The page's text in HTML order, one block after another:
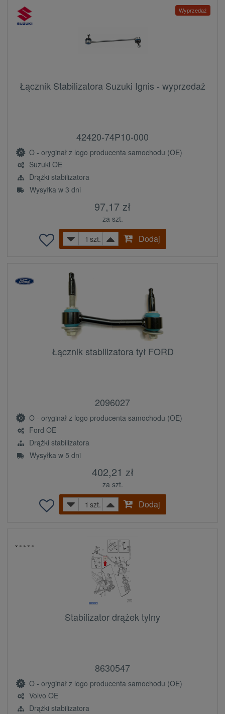
Wyprzedaż
Łącznik Stabilizatora Suzuki Ignis - wyprzedaż
42420-74P10-000
O - oryginał z logo producenta samochodu (OE)
Suzuki OE
Drążki stabilizatora
Wysyłka w 3 dni
97,17 zł
za szt.
szt.
Dodaj
Łącznik stabilizatora tył FORD
2096027
O - oryginał z logo producenta samochodu (OE)
Ford OE
Drążki stabilizatora
Wysyłka w 5 dni
402,21 zł
za szt.
szt.
Dodaj
Stabilizator drążek tylny
8630547
O - oryginał z logo producenta samochodu (OE)
Volvo OE
Drążki stabilizatora